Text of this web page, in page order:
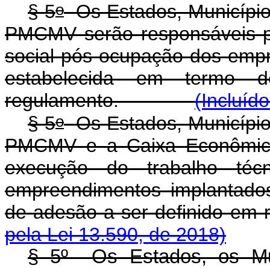
§ 5oOs Estados,
PMCMV serão responsáveis
social pós-ocupação dos
estabelecida em
regulamento.
§ 5oOs Estados,
PMCMV e a Caixa
execução do trabalho
empreendimentos
de adesão a ser
pela Lei 13.590, de 2018)
§ 5º Os Estados, os